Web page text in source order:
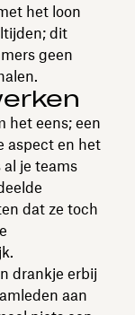
het loon
dit
geen
het eens; een
aspect en het
je teams
dat ze toch
drankje erbij
aan